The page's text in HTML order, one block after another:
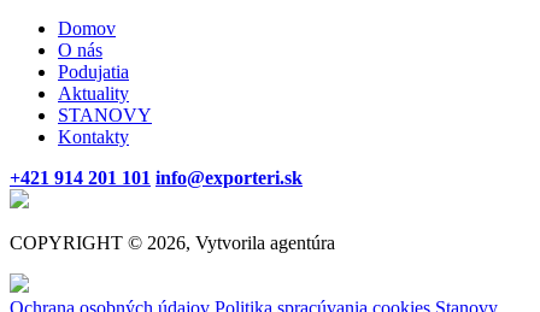
Domov
O nás
Podujatia
Aktuality
STANOVY
Kontakty
+421 914 201 101 info@exporteri.sk
COPYRIGHT © 2026, Vytvorila agentúra